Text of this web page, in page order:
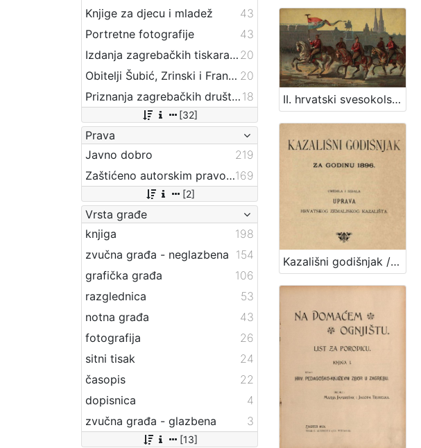
Knjige za djecu i mladež
43
Portretne fotografije
43
Izdanja zagrebačkih tiskara 17. i 18. stoljeća 20
Obitelji Šubić, Zrinski i Frankopan 20
Priznanja zagrebačkih društava 18
[32]
Prava
Javno dobro
219
Zaštićeno autorskim pravom169
[2]
Vrsta građe
knjiga
198
zvučna građa - neglazbena 154
grafička građa
106
razglednica
53
notna građa
43
fotografija
26
sitni tisak
24
časopis
22
dopisnica
4
zvučna građa - glazbena
3
[13]
II. hrvatski svesokolski slet u Zagrebu 1911. / V. Rožankowski
Kazališni godišnjak / uredila i izdala Uprava hrvatskog zemaljskog kazališta